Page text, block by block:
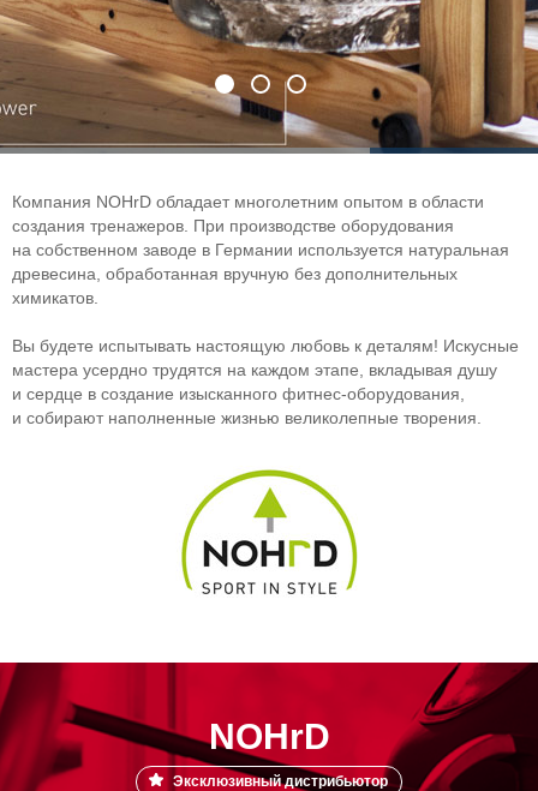
Компания NOHrD обладает многолетним опытом в области
создания тренажеров. При производстве оборудования
на собственном заводе в Германии используется натуральная
древесина, обработанная вручную без дополнительных
химикатов.
Вы будете испытывать настоящую любовь к деталям! Искусные
мастера усердно трудятся на каждом этапе, вкладывая душу
и сердце в создание изысканного фитнес-оборудования
и собирают наполненные жизнью великолепные творения.
NOHrD
Эксклюзивный дистрибьютор